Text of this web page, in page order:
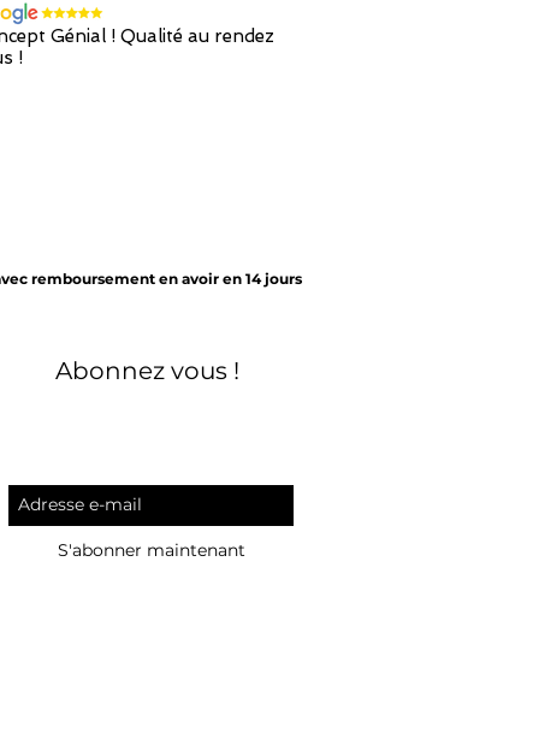
Génial ! Qualité au rendez
!
remboursement en avoir en 14 jours
Abonnez vous !
S'abonner maintenant